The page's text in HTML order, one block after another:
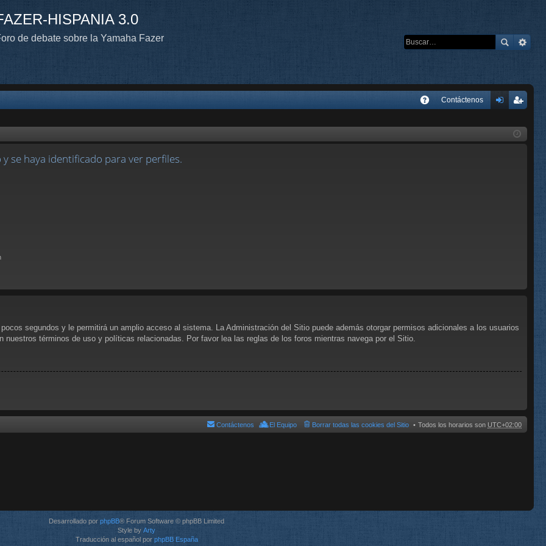
HISPANIA 3.0
de debate sobre la Yamaha Fazer
Contáctenos
ist
se haya identificado para ver perfiles.
segundos y le permitirá un amplio acceso al sistema. La Administración del Sitio puede además otorgar permisos adicionales a los usuarios
términos de uso y políticas relacionadas. Por favor lea las reglas de los foros mientras navega por el Sitio.
Todos los horarios son UTC+02:00
Borrar todas las cookies del Sitio
El Equipo
Contáctenos
Desarrollado por phpBB® Forum Software © phpBB Limited
Style by Arty
Traducción al español por phpBB España